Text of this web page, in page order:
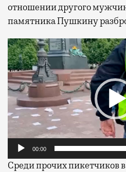
отношении другого
памятника Пушкину
Видеоплеер
00:00
Среди прочих пикетчиков